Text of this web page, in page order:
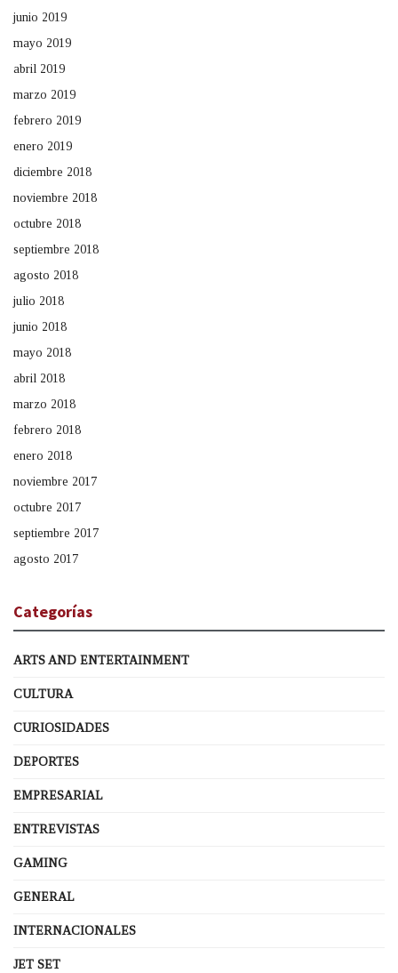
junio 2019
mayo 2019
abril 2019
marzo 2019
febrero 2019
enero 2019
diciembre 2018
noviembre 2018
octubre 2018
septiembre 2018
agosto 2018
julio 2018
junio 2018
mayo 2018
abril 2018
marzo 2018
febrero 2018
enero 2018
noviembre 2017
octubre 2017
septiembre 2017
agosto 2017
Categorías
ARTS AND ENTERTAINMENT
CULTURA
CURIOSIDADES
DEPORTES
EMPRESARIAL
ENTREVISTAS
GAMING
GENERAL
INTERNACIONALES
JET SET